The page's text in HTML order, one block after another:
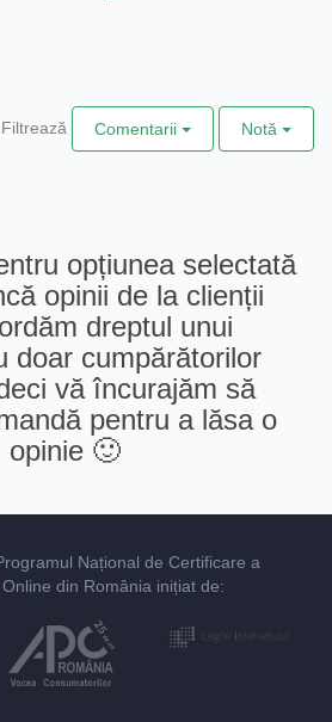
Filtrează Comentarii Notă
opțiunea selectată
opinii de la clienții
dreptul unui
doar cumpărătorilor
vă încurajăm să
pentru a lăsa o
opinie 🙂
Național de Certificare a
din România inițiat de: